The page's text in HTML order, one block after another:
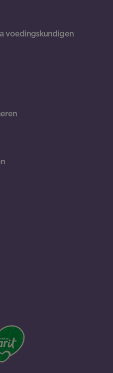
voedingskundigen